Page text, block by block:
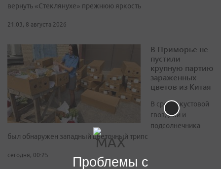
вернуть «Стеклянухе» прежнюю яркость
21:03, 8 августа 2026
В Приморье не
пустили
крупную партию
зараженных
цветов из Китая
В срезах кустовой
гвоздики и
подсолнечника
был обнаружен западный цветочный трипс
сегодня, 00:25 Проблемы с